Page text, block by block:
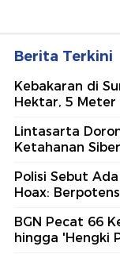
Berita Terkini
Kebakaran di
Hektar, 5 Meter
Lintasarta
Ketahanan
Polisi Sebut
Hoax:
BGN Pecat 66
hingga 'Hengki